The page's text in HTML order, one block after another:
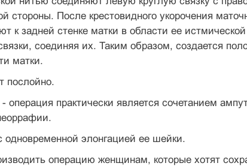
стороны. После крестовидного укорочения
к задней стенке матки в области ее
соединяя их. Та­ким образом, создается
матки.
послойно.
- операция практически является сочетанием
одновременной элонгацией ее шейки.
операцию женщинам, которые хотят